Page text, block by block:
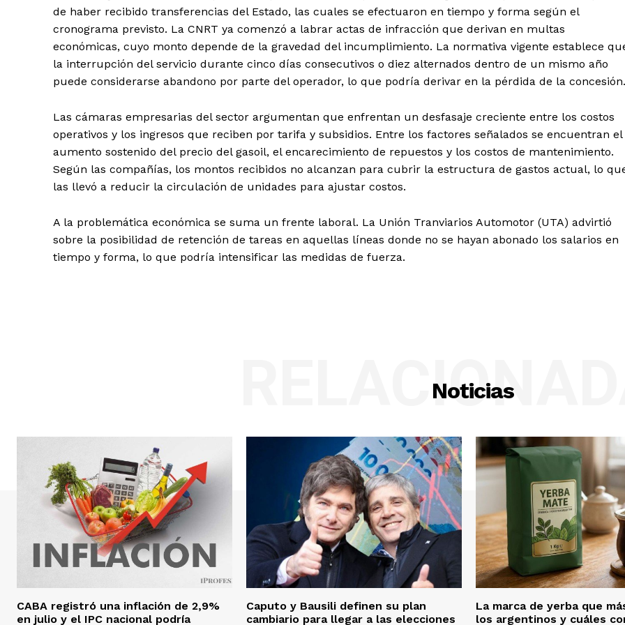
de haber recibido transferencias del Estado, las cuales se efectuaron en tiempo y forma según el
cronograma previsto. La CNRT ya comenzó a labrar actas de infracción que derivan en multas
económicas, cuyo monto depende de la gravedad del incumplimiento. La normativa vigente establece
la interrupción del servicio durante cinco días consecutivos o diez alternados dentro de un mismo año
puede considerarse abandono por parte del operador, lo que podría derivar en la pérdida de la concesión.
Las cámaras empresarias del sector argumentan que enfrentan un desfasaje creciente entre los costos
operativos y los ingresos que reciben por tarifa y subsidios. Entre los factores señalados se encuentran el
aumento sostenido del precio del gasoil, el encarecimiento de repuestos y los costos de mantenimiento.
Según las compañías, los montos recibidos no alcanzan para cubrir la estructura de gastos actual, lo
las llevó a reducir la circulación de unidades para ajustar costos.
A la problemática económica se suma un frente laboral. La Unión Tranviarios Automotor (UTA) advirtió
sobre la posibilidad de retención de tareas en aquellas líneas donde no se hayan abonado los salarios en
tiempo y forma, lo que podría intensificar las medidas de fuerza.
Noticias
CABA registró una inflación de 2,9%
en julio y el IPC nacional podría
Caputo y Bausili definen su plan
cambiario para llegar a las elecciones
La marca de yerba que
los argentinos y cuáles